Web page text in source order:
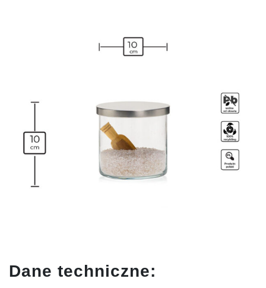
Dane techniczne: